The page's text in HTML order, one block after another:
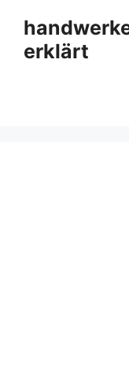
Inhalt
springen
erklärt